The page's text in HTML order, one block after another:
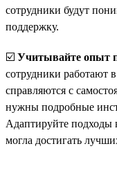
сотрудники будут
поддержку.
☑️ Учитывайте опыт
сотрудники работают
справляются с
нужны подробные
Адаптируйте подходы
могла достигать